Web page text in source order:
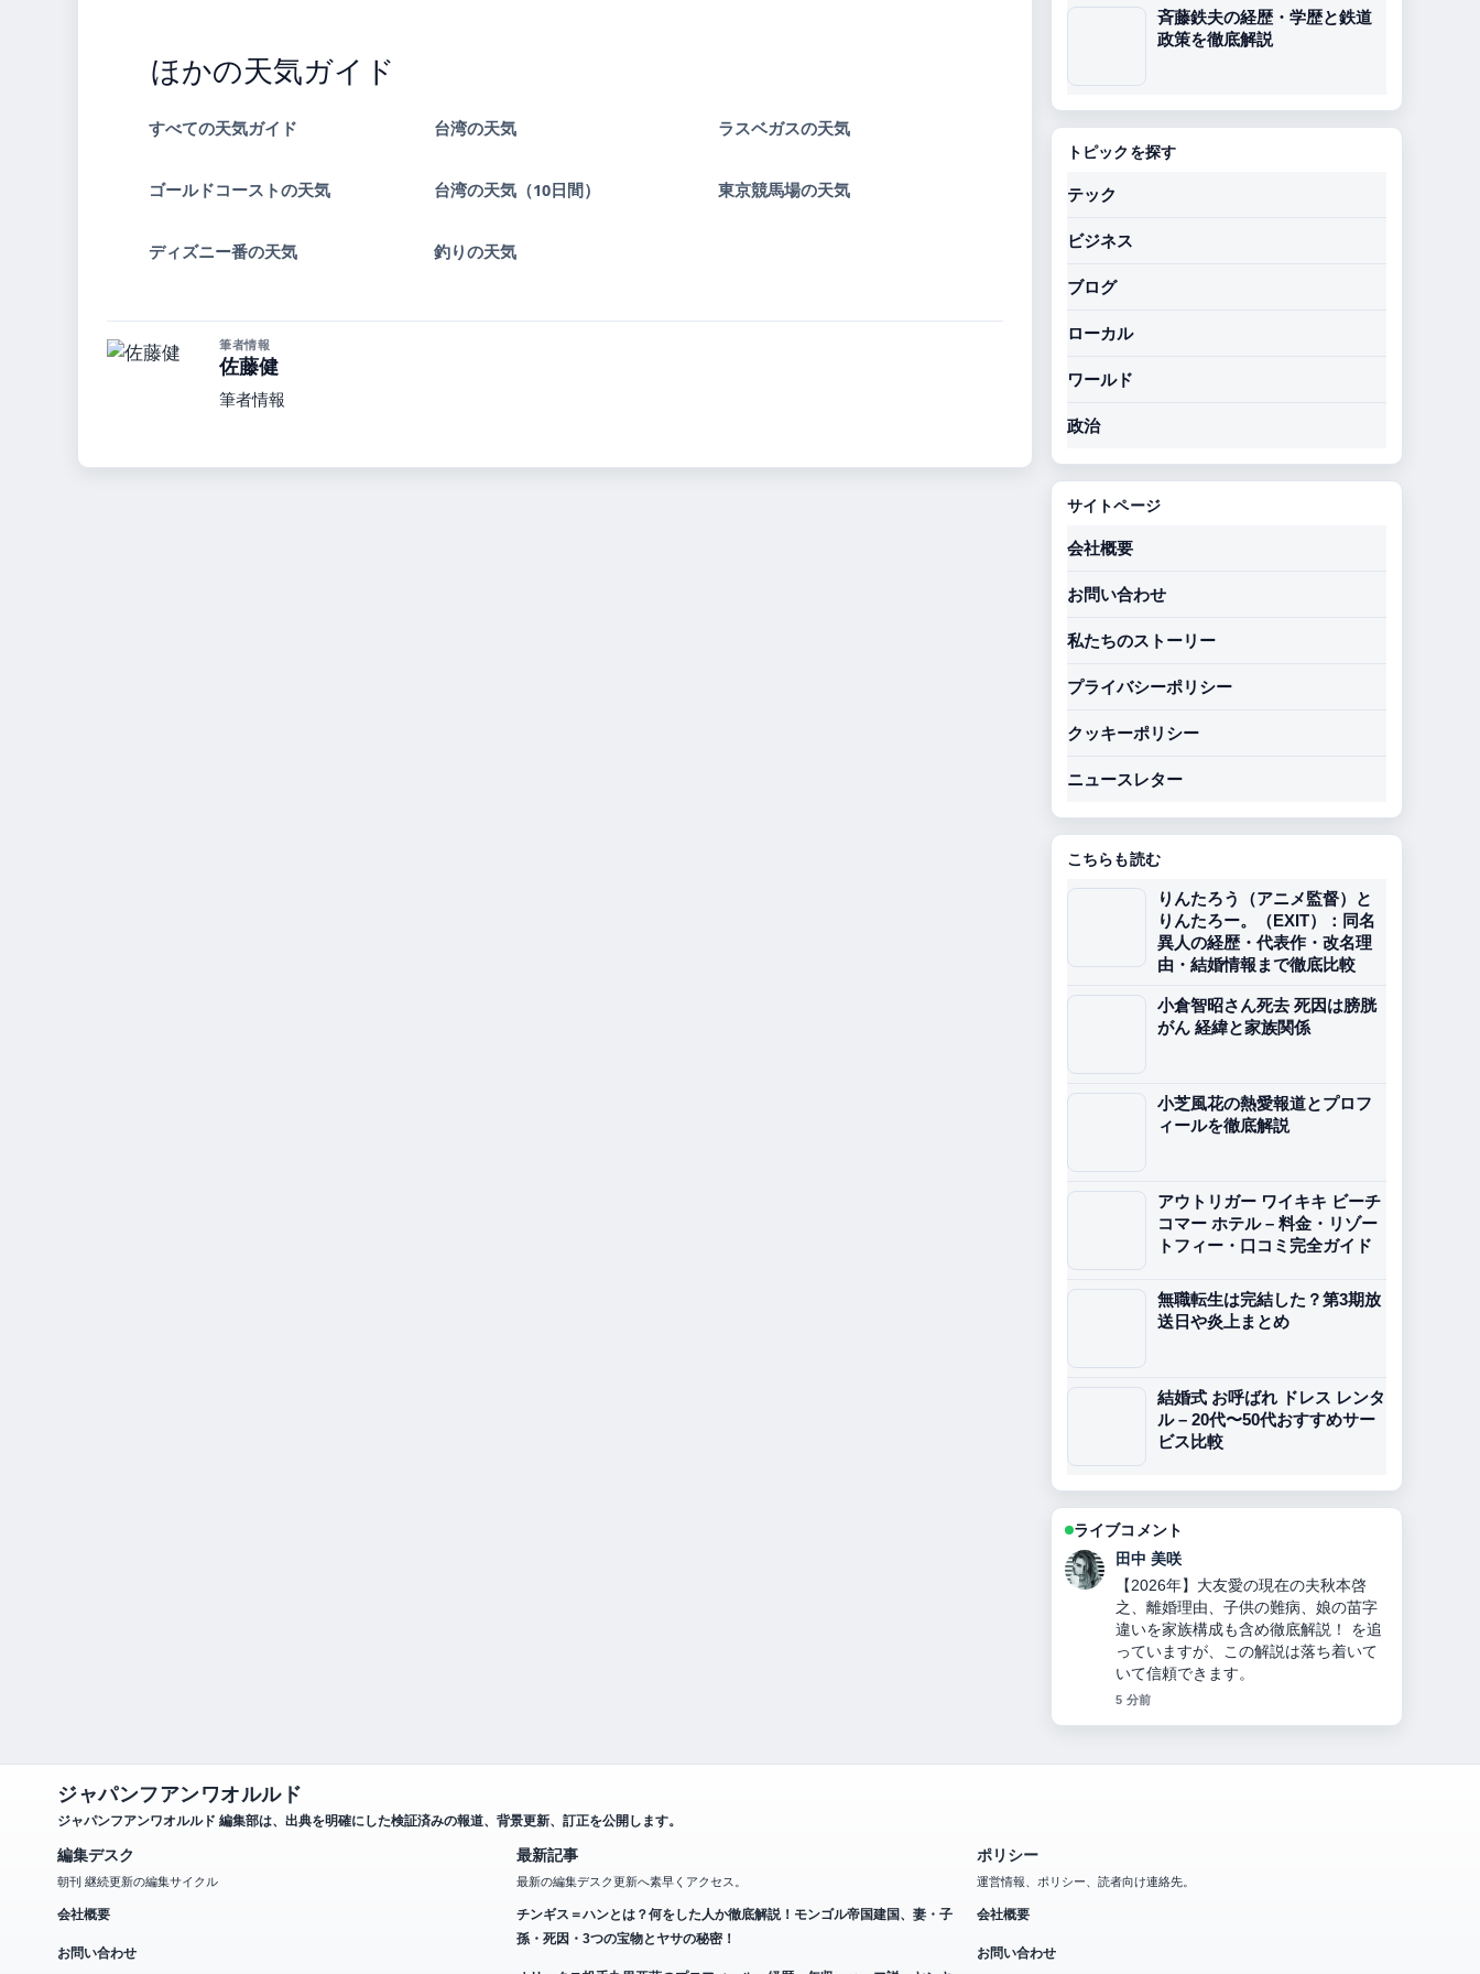
ほかの天気ガイド
すべての天気ガイド 台湾の天気 ラスベガスの天気
ゴールドコーストの天気 台湾の天気（10日間） 東京競馬場の天気
ディズニー番の天気 釣りの天気
筆者情報
佐藤健
筆者情報
斉藤鉄夫の経歴・学歴と鉄道
政策を徹底解説
トピックを探す
テック
ビジネス
ブログ
ローカル
ワールド
政治
サイトページ
会社概要
お問い合わせ
私たちのストーリー
プライバシーポリシー
クッキーポリシー
ニュースレター
こちらも読む
りんたろう（アニメ監督）と
りんたろー。（EXIT）：同名
異人の経歴・代表作・改名理
由・結婚情報まで徹底比較
小倉智昭さん死去 死因は膀胱
がん 経緯と家族関係
小芝風花の熱愛報道とプロフ
ィールを徹底解説
アウトリガー ワイキキ ビーチ
コマー ホテル – 料金・リゾー
トフィー・口コミ完全ガイド
無職転生は完結した？第3期放
送日や炎上まとめ
結婚式 お呼ばれ ドレス レンタ
ル – 20代〜50代おすすめサー
ビス比較
ライブコメント
中村 悠斗
チンギス＝ハンとは？何をした人か徹
底解説！モンゴル帝国建国、妻・子
孫・死因・3つの宝物とヤサの秘密！
の背景説明が助かります。ライブ更新
を続けてください。
7 分前
ジャパンフアンワオルルド
ジャパンフアンワオルルド 編集部は、出典を明確にした検証済みの報道、背景更新、訂正を公開します。
編集デスク
朝刊 継続更新の編集サイクル
会社概要
お問い合わせ
最新記事
最新の編集デスク更新へ素早くアクセス。
チンギス＝ハンとは？何をした人か徹底解説！モンゴル帝国建国、妻・子
孫・死因・3つの宝物とヤサの秘密！
ポリシー
運営情報、ポリシー、読者向け連絡先。
会社概要
お問い合わせ